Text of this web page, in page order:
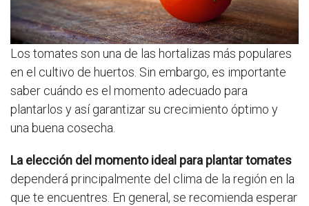
Los tomates son una de las hortalizas más populares
en el cultivo de huertos. Sin embargo, es importante
saber cuándo es el momento adecuado para
plantarlos y así garantizar su crecimiento óptimo y
una buena cosecha.
La elección del momento ideal para plantar tomates
dependerá principalmente del clima de la región en la
que te encuentres. En general, se recomienda esperar